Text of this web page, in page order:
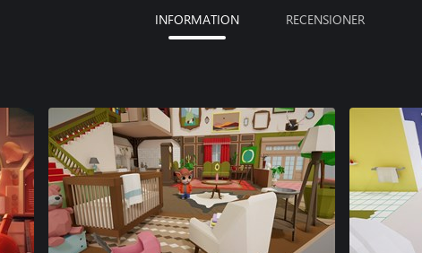
INFORMATION RECENSIONER